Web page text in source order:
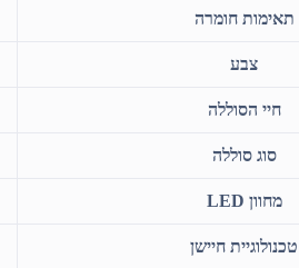
תאימות חומרה
צבע
חיי הסוללה
סוג סוללה
מחוון LED
טכנולוגיית חיישן